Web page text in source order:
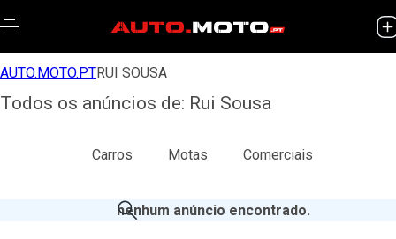
AUTO.MOTO.PTRUI SOUSA
Todos os anúncios de: Rui Sousa
Carros Motas Comerciais
nenhum anúncio encontrado.